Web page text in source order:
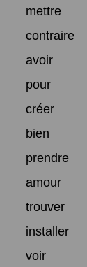
mettre
contraire
avoir
pour
créer
bien
prendre
amour
trouver
installer
voir